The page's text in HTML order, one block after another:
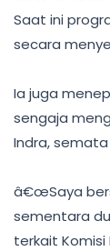
Saat ini
secara
Ia juga
sengaja
Indra,
â€œSaya
sementara
terkait Komisi